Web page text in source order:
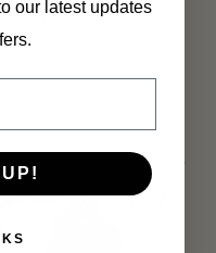
Material
our latest updates